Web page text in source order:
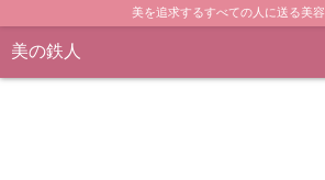
美を追求するすべての人に送る美容
美の鉄人